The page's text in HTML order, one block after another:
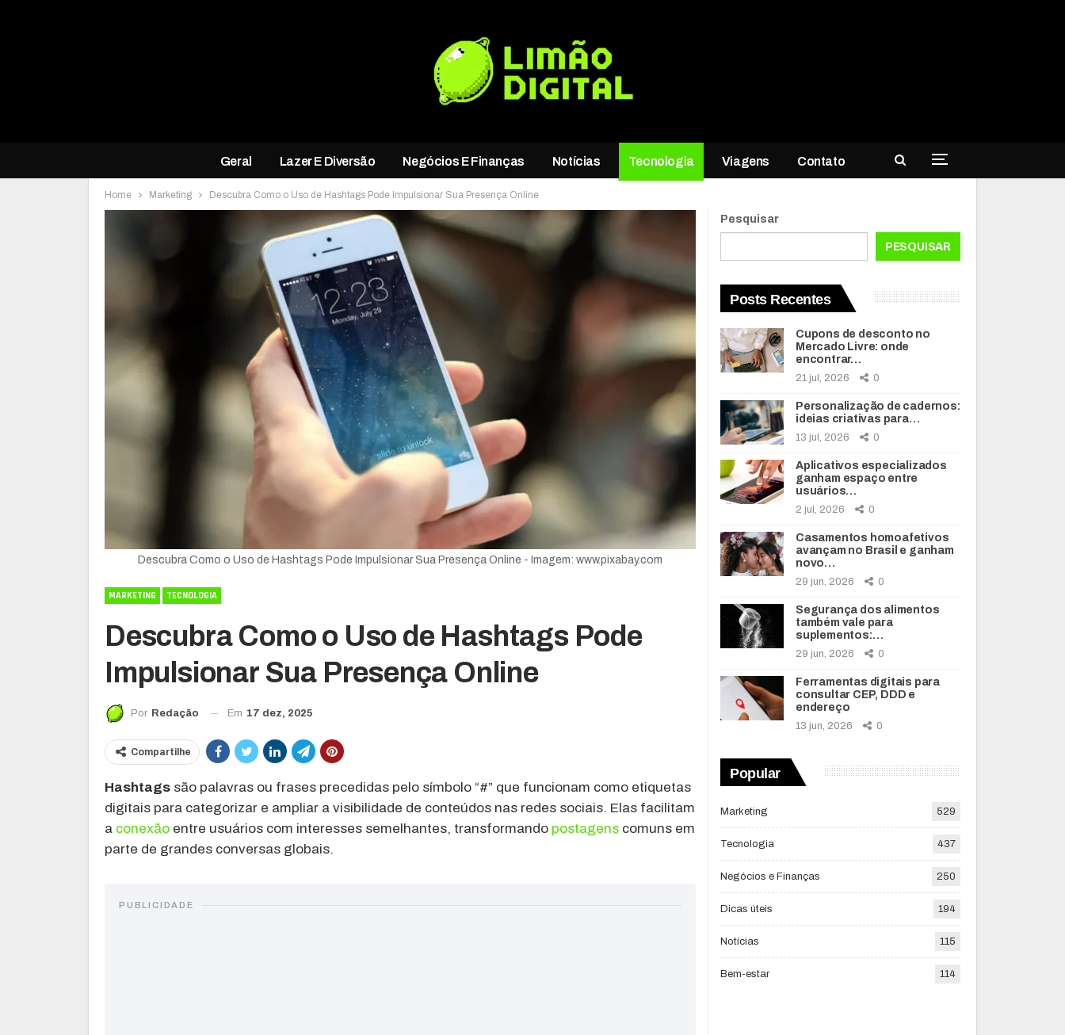
Geral Lazer E Diversão Negócios E Finanças Notícias Tecnologia Viagens Contato
Home Marketing Descubra Como o Uso de Hashtags Pode Impulsionar Sua Presença Online
Descubra Como o Uso de Hashtags Pode Impulsionar Sua Presença Online - Imagem: www.pixabay.com
MARKETING TECNOLOGIA
Descubra Como o Uso de Hashtags Pode
Impulsionar Sua Presença Online
Por Redação Em 17 dez, 2025
Compartilhe
Hashtags são palavras ou frases precedidas pelo símbolo “#” que funcionam como etiquetas
digitais para categorizar e ampliar a visibilidade de conteúdos nas redes sociais. Elas facilitam
a conexão entre usuários com interesses semelhantes, transformando postagens comuns em
parte de grandes conversas globais.
PUBLICIDADE
Pesquisar
PESQUISAR
Posts Recentes
Cupons de desconto no
Mercado Livre: onde
encontrar…
21 jul, 2026 0
Personalização de cadernos:
ideias criativas para…
13 jul, 2026 0
Aplicativos especializados
ganham espaço entre
usuários…
2 jul, 2026 0
Casamentos homoafetivos
avançam no Brasil e ganham
novo…
29 jun, 2026 0
Segurança dos alimentos
também vale para
suplementos:…
29 jun, 2026 0
Ferramentas digitais para
consultar CEP, DDD e
endereço
13 jun, 2026 0
Popular
Marketing 529
Tecnologia 437
Negócios e Finanças 250
Dicas úteis 194
Notícias 115
Bem-estar 114